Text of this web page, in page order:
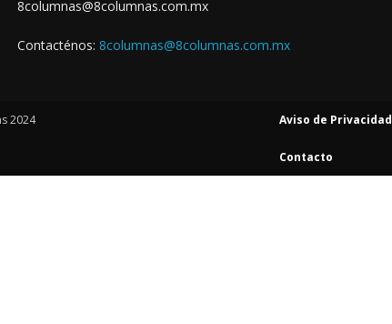
8columnas@8columnas.com.mx
Contacténos: 8columnas@8columnas.com.mx
2024 Aviso de Privacidad
Contacto